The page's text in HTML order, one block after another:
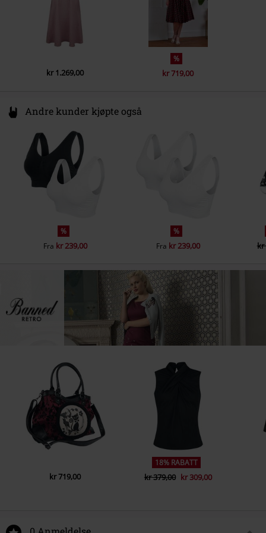
kr 1.269,00
%
kr 719,00
Andre kunder kjøpte også
%
Fra kr 239,00
%
Fra kr 239,00 kr
kr 719,00
18% RABATT
kr 379,00 kr 309,00